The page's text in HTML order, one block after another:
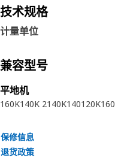
• 适用于各种 Cat 应用。
技术规格
计量单位
兼容型号
平地机
160K140K 2140K140120K160
保修信息
退货政策